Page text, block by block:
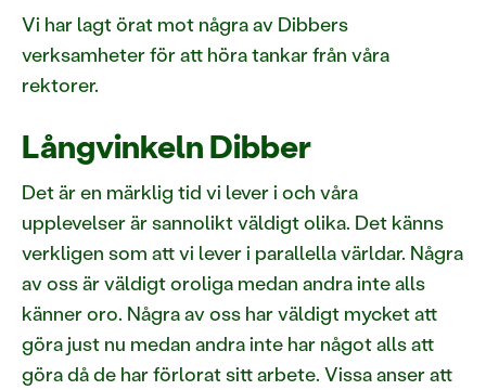
Vi har lagt örat mot några av Dibbers
verksamheter för att höra tankar från våra
rektorer.
Långvinkeln Dibber
Det är en märklig tid vi lever i och våra
upplevelser är sannolikt väldigt olika. Det känns
verkligen som att vi lever i parallella världar. Några
av oss är väldigt oroliga medan andra inte alls
känner oro. Några av oss har väldigt mycket att
göra just nu medan andra inte har något alls att
göra då de har förlorat sitt arbete. Vissa anser att